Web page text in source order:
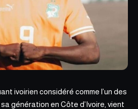
ivoirien considéré comme l’un des
génération en Côte d’Ivoire, vient